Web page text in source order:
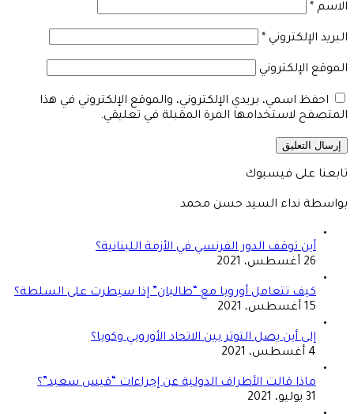
الاسم *
البريد الإلكتروني *
الموقع الإلكتروني
احفظ اسمي، بريدي الإلكتروني، والموقع الإلكتروني في هذا
المتصفح لاستخدامها المرة المقبلة في تعليقي.
تابعنا على فيسبوك
بواسطة نداء السيد حسن محمد
أين توقف الدور الفرنسي في الأزمة اللبنانية؟
26 أغسطس، 2021
كيف تتعامل أوروبا مع “طالبان” إذا سيطرت على السلطة؟
15 أغسطس، 2021
إلى أين يصل التوتر بين الاتحاد الأوروبي وكوبا؟
4 أغسطس، 2021
ماذا قالت الأطراف الدولية عن إجراءات “قيس سعيد”؟
31 يوليو، 2021